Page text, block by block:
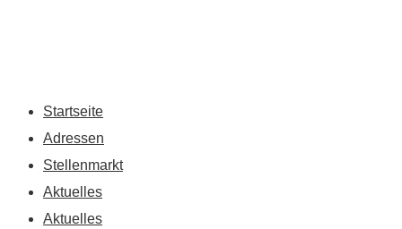
Startseite
Adressen
Stellenmarkt
Aktuelles
Aktuelles